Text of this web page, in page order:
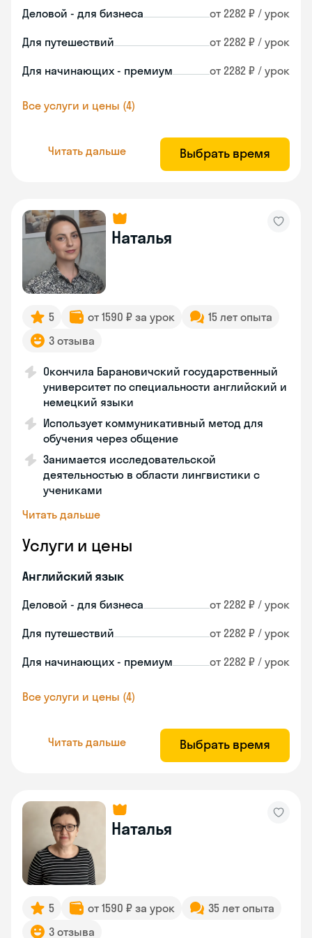
Деловой - для бизнеса от 2282 ₽ / урок
Для путешествий от 2282 ₽ / урок
Для начинающих - премиум от 2282 ₽ / урок
Все услуги и цены (4)
Читать дальше Выбрать время
Наталья
5 от 1590 ₽ за урок
15 лет опыта
3 отзыва
Окончила Барановичский государственный
университет по специальности английский и
немецкий языки
Использует коммуникативный метод для
обучения через общение
Занимается исследовательской
деятельностью в области лингвистики с
учениками
Читать дальше
Услуги и цены
Английский язык
Деловой - для бизнеса от 2282 ₽ / урок
Для путешествий от 2282 ₽ / урок
Для начинающих - премиум от 2282 ₽ / урок
Все услуги и цены (4)
Читать дальше Выбрать время
Наталья
5 от 1590 ₽ за урок
35 лет опыта
3 отзыва